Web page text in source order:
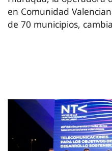
en Comunidad
de 70 municipios,